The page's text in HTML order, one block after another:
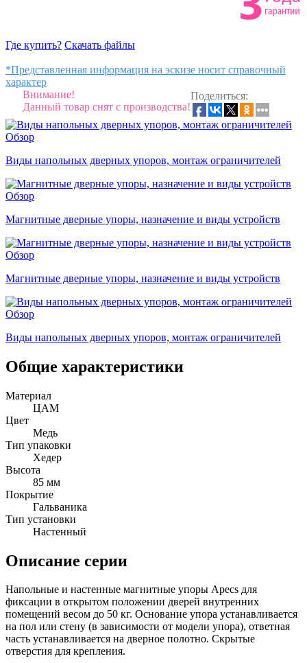
Где купить? Скачать файлы
*Представленная информация на эскизе носит справочный
характер
Внимание!
Данный товар снят с производства!
Поделиться:
Обзор
Виды напольных дверных упоров, монтаж ограничителей
Обзор
Магнитные дверные упоры, назначение и виды устройств
Обзор
Магнитные дверные упоры, назначение и виды устройств
Обзор
Виды напольных дверных упоров, монтаж ограничителей
Общие характеристики
Материал
ЦАМ
Цвет
Медь
Тип упаковки
Хедер
Высота
85 мм
Покрытие
Гальваника
Тип установки
Настенный
Описание серии
Напольные и настенные магнитные упоры Apecs для
фиксации в открытом положении дверей внутренних
помещений весом до 50 кг. Основание упора устанавливается
на пол или стену (в зависимости от модели упора), ответная
часть устанавливается на дверное полотно. Скрытые
отверстия для крепления.